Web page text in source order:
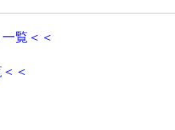
覧＜＜
＜